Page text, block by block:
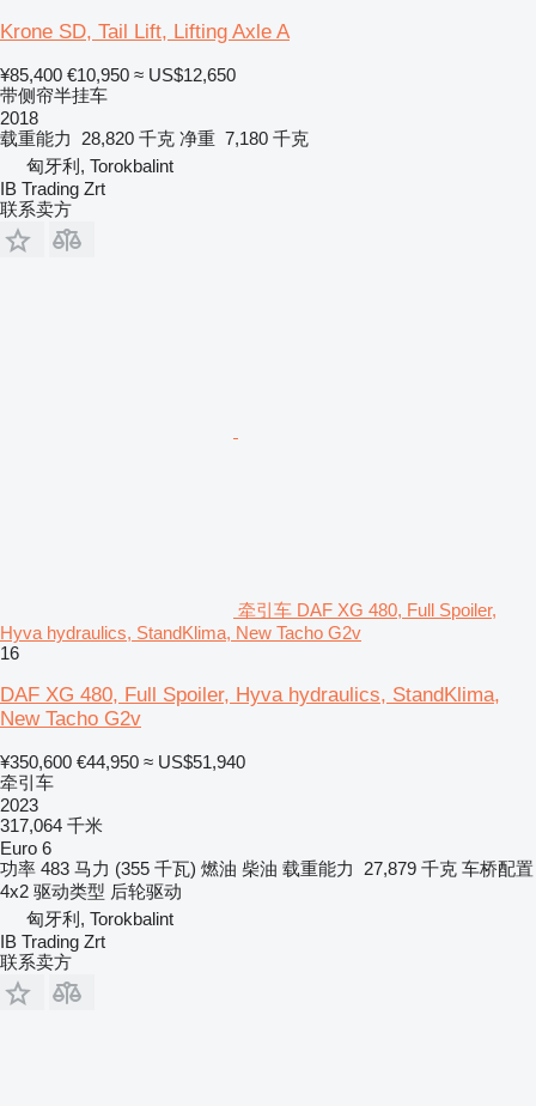
Krone SD, Tail Lift, Lifting Axle A
¥85,400 €10,950 ≈ US$12,650
带侧帘半挂车
2018
载重能力
28,820 千克 净重 7,180 千克
匈牙利, Torokbalint
IB Trading Zrt
联系卖方
牵引车 DAF XG 480, Full Spoiler,
Hyva hydraulics, StandKlima, New Tacho G2v
16
DAF XG 480, Full Spoiler, Hyva hydraulics, StandKlima,
New Tacho G2v
¥350,600 €44,950 ≈ US$51,940
牵引车
2023
317,064 千米
Euro 6
功率 483 马力 (355 千瓦) 燃油 柴油 载重能力 27,879 千克 车桥配置
4x2 驱动类型 后轮驱动
匈牙利, Torokbalint
IB Trading Zrt
联系卖方